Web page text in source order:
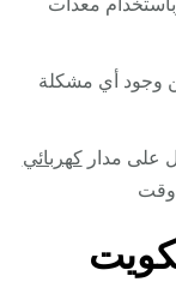
وجود أي مشكلة
على مداركهربائي
وقت